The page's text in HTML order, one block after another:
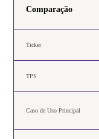
Comparação
Ticker
TPS
Caso de Uso Principal